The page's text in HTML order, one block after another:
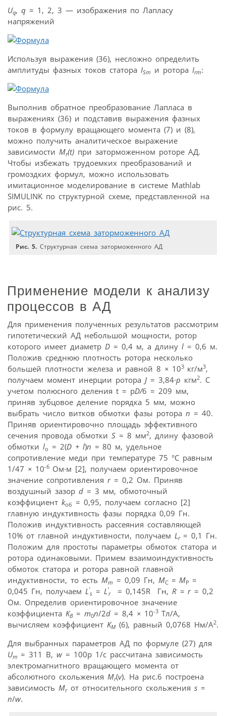
Uq, q = 1, 2, 3 — изображения по Лапласу
напряжений
Используя выражения (36), несложно определить
амплитуды фазных токов статора ISm и ротора Irm:
Выполнив обратное преобразование Лапласа в
выражениях (36) и подставив выражения фазных
токов в формулу вращающего момента (7) и (8),
можно получить аналитическое выражение
зависимости Mr(t) при заторможенном роторе АД.
Чтобы избежать трудоемких преобразований и
громоздких формул, можно использовать
имитационное моделирование в системе Mathlab
SIMULINK по структурной схеме, представленной на
рис. 5.
Рис. 5. Структурная схема заторможенного АД
Применение модели к анализу
процессов в АД
Для применения полученных результатов рассмотрим
гипотетический АД небольшой мощности, ротор
которого имеет диаметр D = 0,4 м, а длину l = 0,6 м.
Положив среднюю плотность ротора несколько
большей плотности железа и равной 8 × 103 кг/м3,
получаем момент инерции ротора J = 3,84·p кгм2. C
учетом полюсного деления t = pD/6 = 209 мм,
приняв зубцовое деление порядка 5 мм, можно
выбрать число витков обмотки фазы ротора n = 40.
Приняв ориентировочно площадь эффективного
сечения провода обмотки S = 8 мм2, длину фазовой
обмотки lo = 2(D + l)n = 80 м, удельное
сопротивление меди при температуре 75 °С равным
1/47 × 10-6 Ом·м [2], получаем ориентировочное
значение сопротивления r = 0,2 Ом. Приняв
воздушный зазор d = 3 мм, обмоточный
коэффициент kоб = 0,95, получаем согласно [2]
главную индуктивность фазы порядка 0,09 Гн.
Положив индуктивность рассеяния составляющей
10% от главной индуктивности, получаем Lr = 0,1 Гн.
Положим для простоты параметры обмоток статора и
ротора одинаковыми. Примем взаимоиндуктивность
обмоток статора и ротора равной главной
индуктивности, то есть Mm = 0,09 Гн, MС = MР =
0,045 Гн, получаем L‘
s = L‘
r= 0,145R Гн, R = r = 0,2
Ом. Определив ориентировочное значение
коэффициента KB = m0n/2d = 8,4 × 10-3 Тл/А,
вычисляем коэффициент KM(6), равный 0,0768 Нм/А2.
Для выбранных параметров АД по формуле (27) для
Um = 311 B, w = 100p 1/c рассчитана зависимость
электромагнитного вращающего момента от
абсолютного скольжения Mr(v). На рис.6 построена
зависимость Mrот относительного скольжения s =
n/w.